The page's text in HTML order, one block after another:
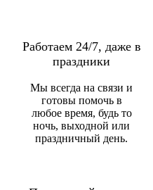
Работаем 24/7, даже в
праздники
Мы всегда на связи и
готовы помочь в
любое время, будь то
ночь, выходной или
праздничный день.